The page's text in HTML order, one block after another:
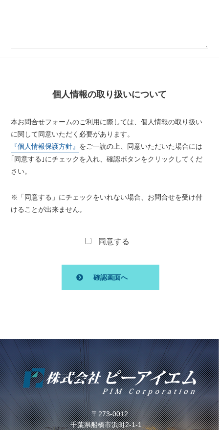
個人情報の取り扱いについて
本お問合せフォームのご利用に際しては、個人情報の取り扱い
に関して同意いただく必要があります。
『個人情報保護方針』 をご一読の上、同意いただいた場合には
｢同意する｣にチェックを入れ、確認ボタンをクリックしてくだ
さい。
※「同意する」にチェックをいれない場合、お問合せを受け付
けることが出来ません。
同意する
〒273-0012
千葉県船橋市浜町2-1-1